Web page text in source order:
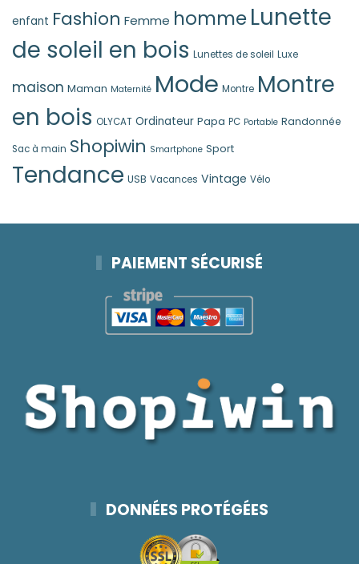
enfant Fashion Femme hommeLunette
de soleil en bois Lunettes de soleil Luxe
maison Maman Maternité Mode Montre Montre
en bois OLYCAT Ordinateur Papa PC Portable Randonnée
Sac à main Shopiwin Smartphone Sport
Tendance USB Vacances Vintage Vélo
PAIEMENT SÉCURISÉ
DONNÉES PROTÉGÉES